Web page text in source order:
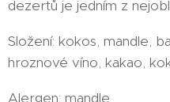
dezertů je jedním z
Složení: kokos, mandle,
hroznové víno, kakao,
Alergen: mandle